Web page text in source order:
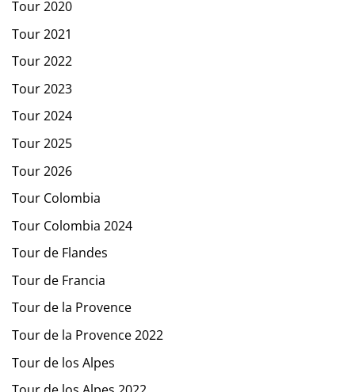
Tour 2020
Tour 2021
Tour 2022
Tour 2023
Tour 2024
Tour 2025
Tour 2026
Tour Colombia
Tour Colombia 2024
Tour de Flandes
Tour de Francia
Tour de la Provence
Tour de la Provence 2022
Tour de los Alpes